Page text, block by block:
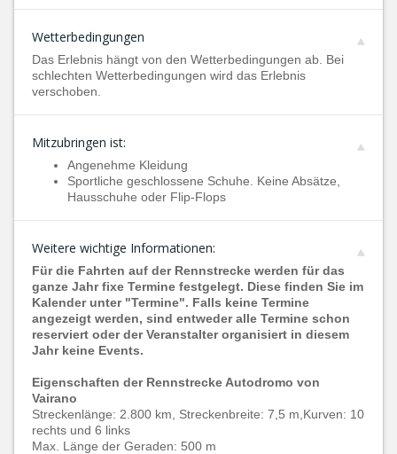
Wetterbedingungen
Das Erlebnis hängt von den Wetterbedingungen ab. Bei
schlechten Wetterbedingungen wird das Erlebnis
verschoben.
Mitzubringen ist:
Angenehme Kleidung
Sportliche geschlossene Schuhe. Keine Absätze,
Hausschuhe oder Flip-Flops
Weitere wichtige Informationen:
Für die Fahrten auf der Rennstrecke werden für das
ganze Jahr fixe Termine festgelegt. Diese finden Sie im
Kalender unter "Termine". Falls keine Termine
angezeigt werden, sind entweder alle Termine schon
reserviert oder der Veranstalter organisiert in diesem
Jahr keine Events.
Eigenschaften der Rennstrecke Autodromo von
Vairano
Streckenlänge: 2.800 km, Streckenbreite: 7,5 m,Kurven: 10
rechts und 6 links
Max. Länge der Geraden: 500 m